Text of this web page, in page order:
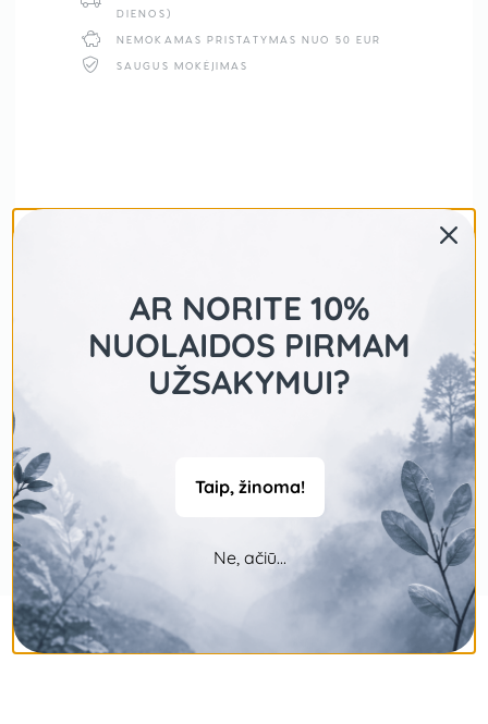
DIENOS)
NEMOKAMAS PRISTATYMAS NUO 50 EUR
SAUGUS MOKĖJIMAS
AR NORITE 10%
NUOLAIDOS PIRMAM
UŽSAKYMUI?
Taip, žinoma!
Ne, ačiū...